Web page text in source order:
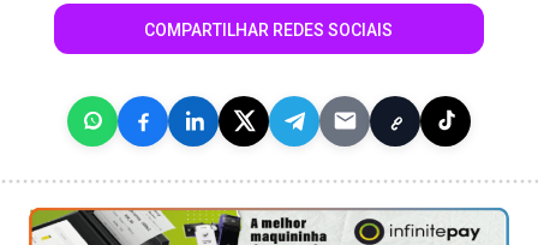
COMPARTILHAR REDES SOCIAIS